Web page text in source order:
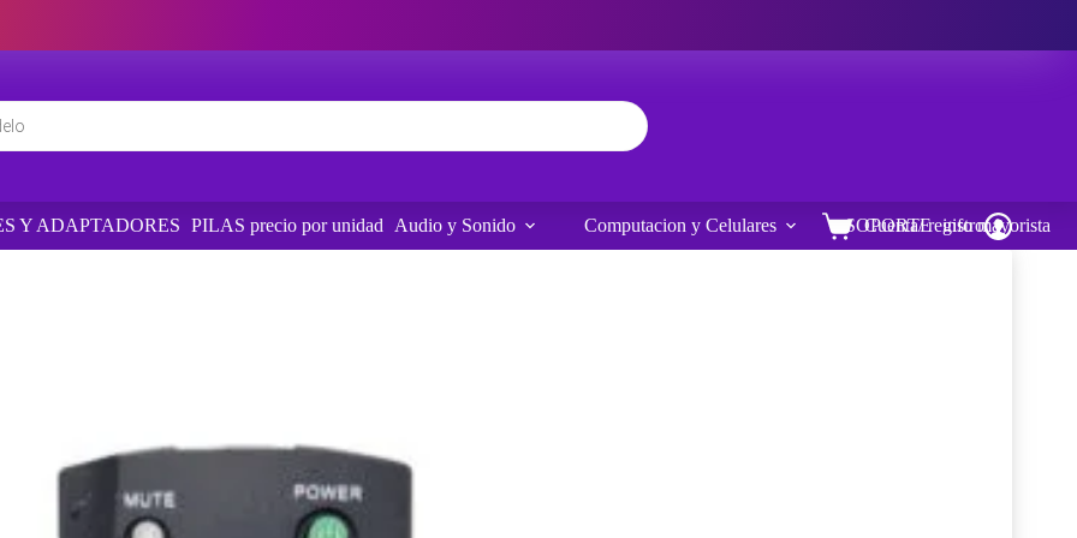
Y ADAPTADORES PILAS precio por unidad Audio y Sonido Computacion y Celulares SOPORTE info mayorista
Carro
de
Cuenta/ registro